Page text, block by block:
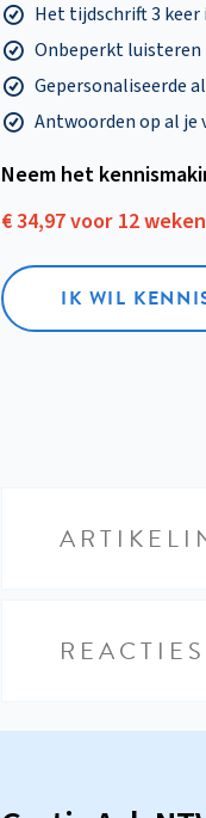
Het tijdschrift 3 keer
Onbeperkt luisteren
Gepersonaliseerde
Antwoorden op al je
Neem het
€ 34,97 voor 12
IK WIL
REACTIES